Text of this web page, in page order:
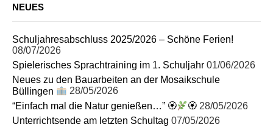
NEUES
Schuljahresabschluss 2025/2026 – Schöne Ferien!
08/07/2026
Spielerisches Sprachtraining im 1. Schuljahr 01/06/2026
Neues zu den Bauarbeiten an der Mosaikschule
Büllingen
28/05/2026
“Einfach mal die Natur genießen…” 🏵
🏵 28/05/2026
Unterrichtsende am letzten Schultag 07/05/2026